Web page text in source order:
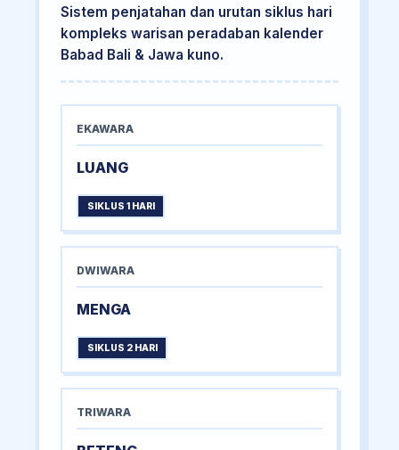
Sistem penjatahan dan urutan siklus hari
kompleks warisan peradaban kalender
Babad Bali & Jawa kuno.
EKAWARA
LUANG
SIKLUS 1 HARI
DWIWARA
MENGA
SIKLUS 2 HARI
TRIWARA